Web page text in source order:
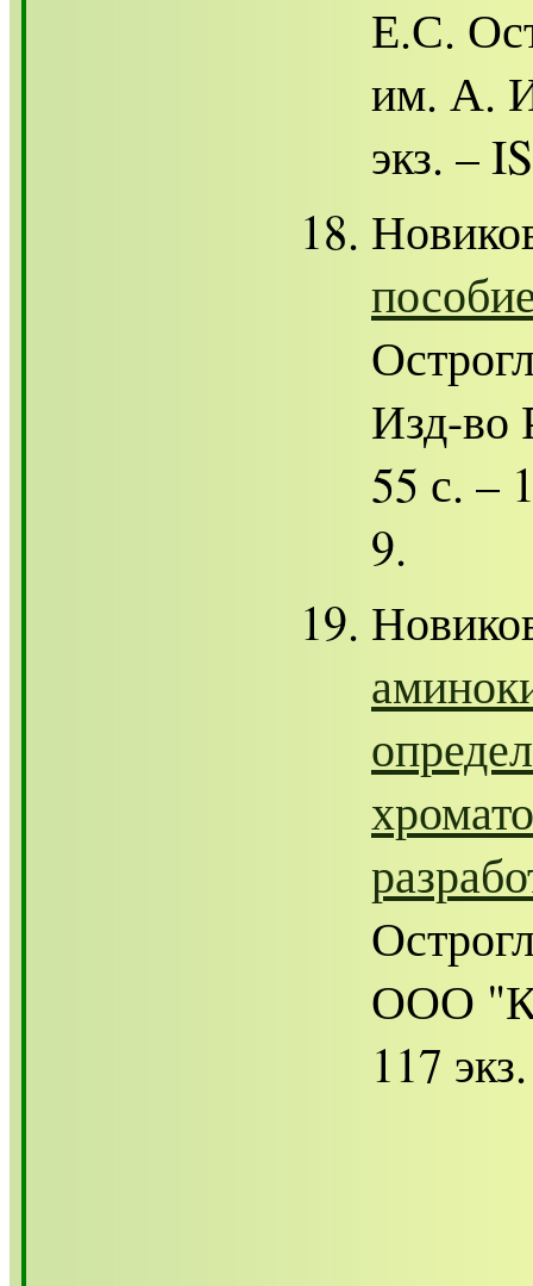
Е.С.
им. А.
экз. –
Изд-во
55 с. –
9.
ООО
117